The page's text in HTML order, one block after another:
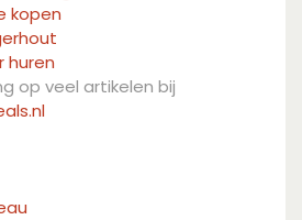
kopen
huren
op veel artikelen bij